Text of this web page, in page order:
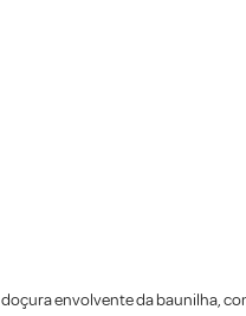
envolvente da baunilha,